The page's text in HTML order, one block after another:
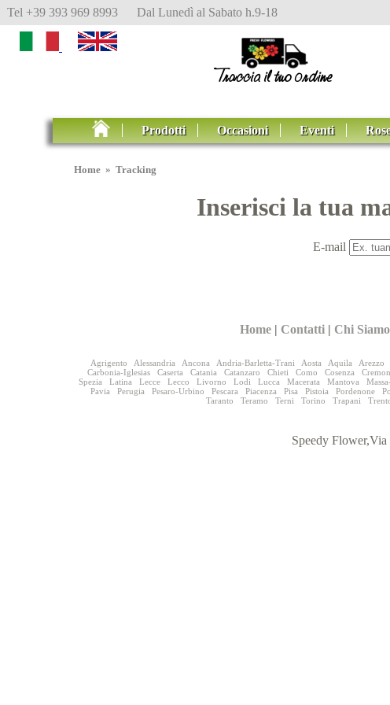
Tel +39 393 969 8993 Dal Lunedì al Sabato h.9-18
Prodotti Occasioni Eventi
Home »Tracking
Inserisci la tua
E-mail
Home | Contatti | Chi Siamo
Agrigento
Alessandria Ancona Andria-Barletta-Trani Aosta Aquila Arezzo
Carbonia-Iglesias
Caserta Catania Catanzaro Chieti Como Cosenza
Spezia
Latina Lecce Lecco Livorno Lodi Lucca Macerata Mantova
Pavia
Perugia Pesaro-Urbino Pescara Piacenza Pisa Pistoia Pordenone
Taranto
Teramo Terni Torino Trapani
Speedy